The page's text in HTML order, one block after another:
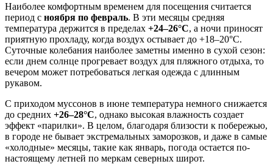
Наиболее комфортным временем для посещения считается
период с ноября по февраль. В эти месяцы средняя
температура держится в пределах +24–26°C, а ночи приносят
приятную прохладу, когда воздух остывает до +18–20°C.
Суточные колебания наиболее заметны именно в сухой сезон:
если днем солнце прогревает воздух для пляжного отдыха, то
вечером может потребоваться легкая одежда с длинным
рукавом.
С приходом муссонов в июне температура немного снижается
до средних +26–28°C, однако высокая влажность создает
эффект «парилки». В целом, благодаря близости к побережью,
в городе не бывает экстремальных заморозков, и даже в самые
«холодные» месяцы, такие как январь, погода остается по-
настоящему летней по меркам северных широт.